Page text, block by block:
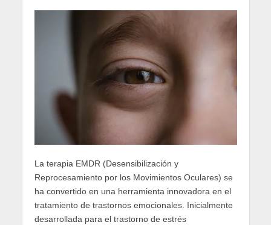
La terapia EMDR (Desensibilización y
Reprocesamiento por los Movimientos Oculares) se
ha convertido en una herramienta innovadora en el
tratamiento de trastornos emocionales. Inicialmente
desarrollada para el trastorno de estrés